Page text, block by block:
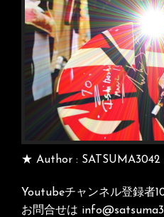
ン
★ Author :
Youtubeチャンネル登録者
お問合せは